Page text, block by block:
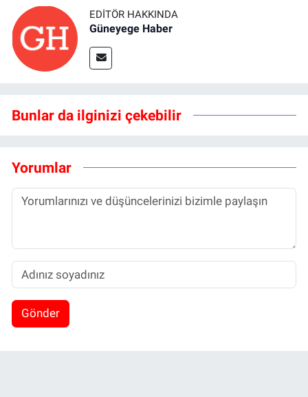
EDITÖR HAKKINDA
Güneyege Haber
Bunlar da ilginizi çekebilir
Yorumlar
Gönder